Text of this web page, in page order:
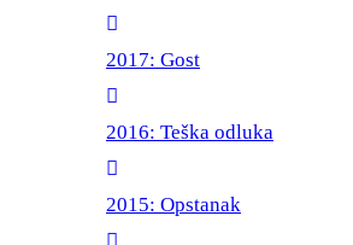
2017: Gost
2016: Teška odluka
2015: Opstanak